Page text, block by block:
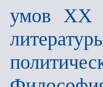
умов XX